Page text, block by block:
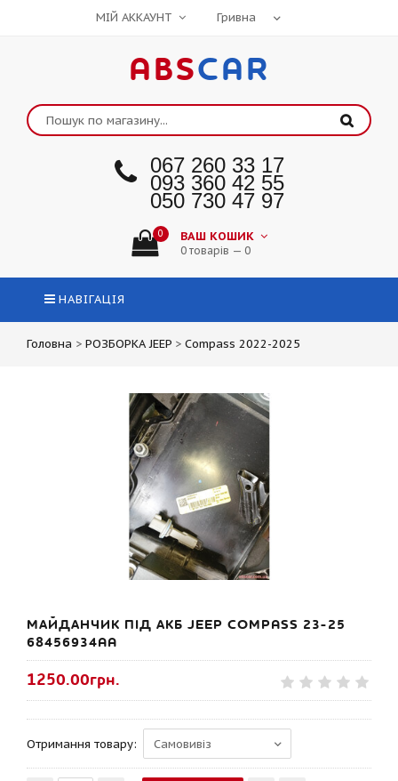
МІЙ АККАУНТ
ABSCAR
067 260 33 17
093 360 42 55
050 730 47 97
0 ВАШ КОШИК
0 товарів — 0
НАВІГАЦІЯ
Головна > РОЗБОРКА JEEP > Compass 2022-2025
МАЙДАНЧИК ПІД АКБ JEEP COMPASS 23-25
68456934AA
1250.00грн.
Отримання товару: